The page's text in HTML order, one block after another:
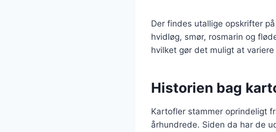
Der findes utallige opskrifter
hvidløg, smør, rosmarin og
hvilket gør det muligt at
Historien bag
Kartofler stammer oprindeligt
århundrede. Siden da har de